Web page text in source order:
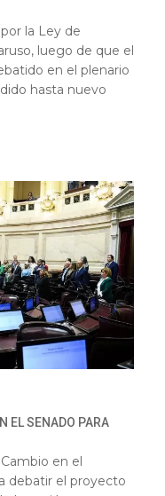
la Ley de
luego de que el
en el plenario
hasta nuevo
EL SENADO PARA
en el
debatir el proyecto